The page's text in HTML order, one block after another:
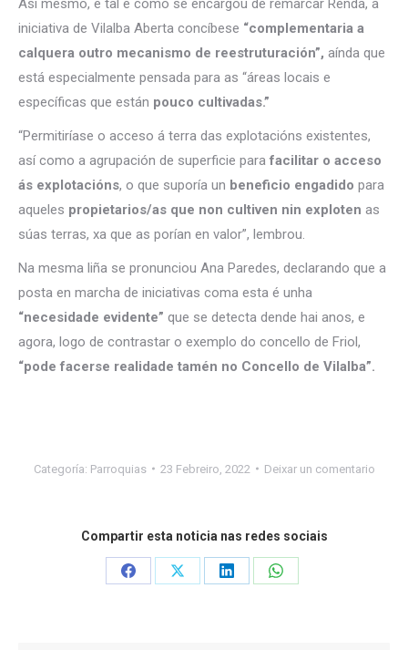
Así mesmo, e tal e como se encargou de remarcar Renda, a
iniciativa de Vilalba Aberta concíbese “complementaria a
calquera outro mecanismo de reestruturación”, aínda que
está especialmente pensada para as “áreas locais e
específicas que están pouco cultivadas.”
“Permitiríase o acceso á terra das explotacións existentes,
así como a agrupación de superficie para facilitar o acceso
ás explotacións, o que suporía un beneficio engadido para
aqueles propietarios/as que non cultiven nin exploten as
súas terras, xa que as porían en valor”, lembrou.
Na mesma liña se pronunciou Ana Paredes, declarando que a
posta en marcha de iniciativas coma esta é unha
“necesidade evidente” que se detecta dende hai anos, e
agora, logo de contrastar o exemplo do concello de Friol,
“pode facerse realidade tamén no Concello de Vilalba”.
Categoría: Parroquias 23 Febreiro, 2022 Deixar un comentario
Compartir esta noticia nas redes sociais
Share
Share
Share
Share